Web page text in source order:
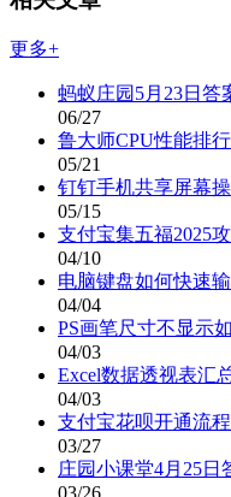
更多+
蚂蚁庄园5月23日答
06/27
鲁大师CPU性能排
05/21
钉钉手机共享屏幕
05/15
支付宝集五福2025
04/10
电脑键盘如何快速
04/04
PS画笔尺寸不显示
04/03
Excel数据透视表汇
04/03
支付宝花呗开通流
03/27
庄园小课堂4月25